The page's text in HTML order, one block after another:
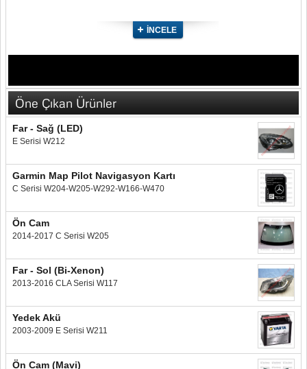
İNCELE
Öne Çıkan Ürünler
Far - Sağ (LED)
E Serisi W212
Garmin Map Pilot Navigasyon Kartı
C Serisi W204-W205-W292-W166-W470
Ön Cam
2014-2017 C Serisi W205
Far - Sol (Bi-Xenon)
2013-2016 CLA Serisi W117
Yedek Akü
2003-2009 E Serisi W211
Ön Cam (Mavi)